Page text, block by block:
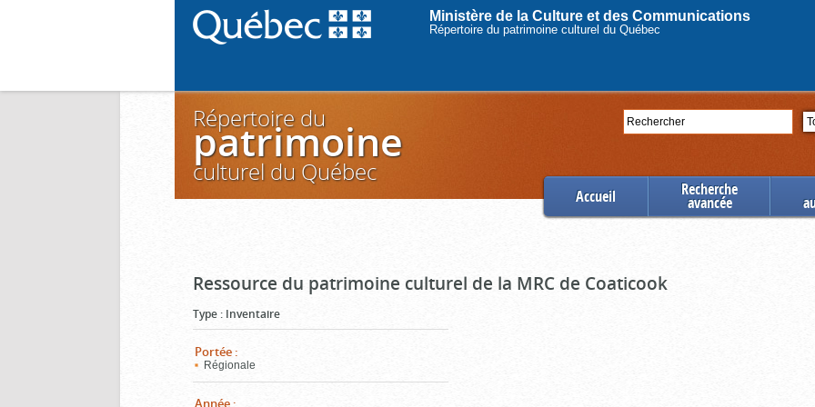
Ministère de la Culture et des Communications
Répertoire du patrimoine culturel du Québec
Rechercher
Répertoire du
patrimoine
culturel du Québec
Accueil Recherche
avancée
Ressource du patrimoine culturel de la MRC de Coaticook
Type : Inventaire
Portée :
Régionale